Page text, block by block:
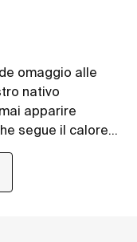
omaggio alle
nativo
apparire
segue il calore
per coloro che